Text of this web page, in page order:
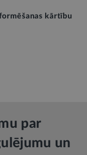
kārtību
par
un